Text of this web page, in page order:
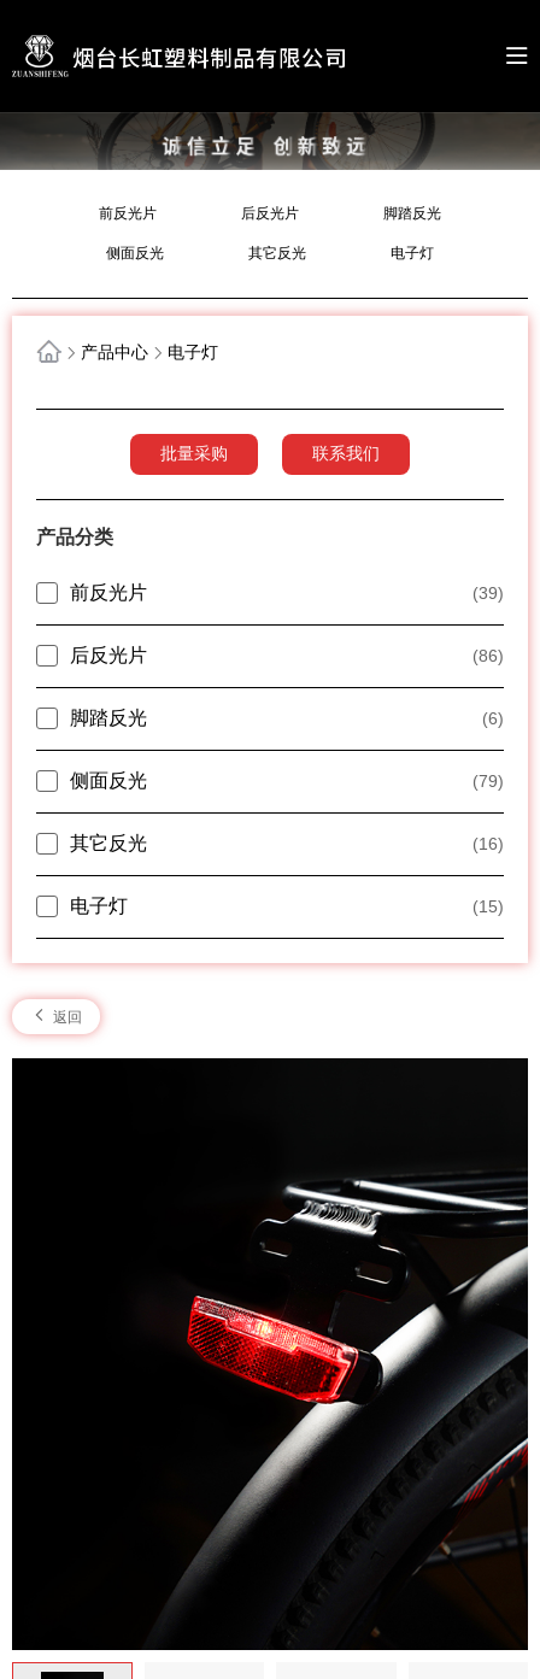
前反光片 后反光片 脚踏反光
侧面反光 其它反光 电子灯
产品中心 电子灯
批量采购 联系我们
产品分类
前反光片 (39)
后反光片 (86)
脚踏反光 (6)
侧面反光 (79)
其它反光 (16)
电子灯 (15)
返回